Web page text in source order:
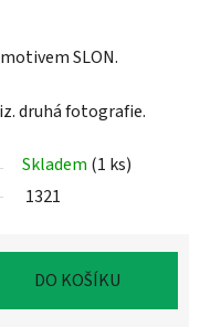
SLON.
druhá fotografie.
Skladem (1 ks)
1321
DO KOŠÍKU